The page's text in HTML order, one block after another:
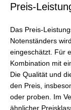
Preis-
Das Preis-
Notenständers
eingeschätzt. Für
Kombination mit
Die Qualität und
den Preis,
oder proben. Im
ähnlicher